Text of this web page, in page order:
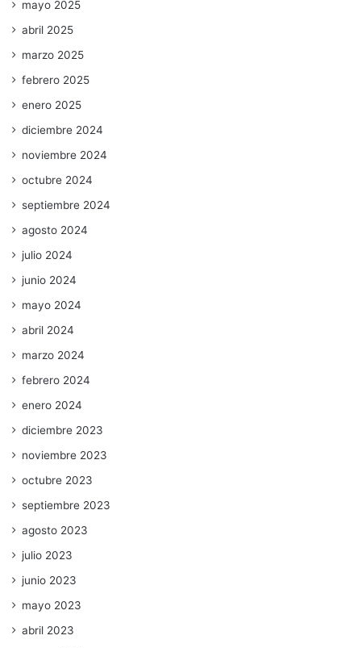
mayo 2025
abril 2025
marzo 2025
febrero 2025
enero 2025
diciembre 2024
noviembre 2024
octubre 2024
septiembre 2024
agosto 2024
julio 2024
junio 2024
mayo 2024
abril 2024
marzo 2024
febrero 2024
enero 2024
diciembre 2023
noviembre 2023
octubre 2023
septiembre 2023
agosto 2023
julio 2023
junio 2023
mayo 2023
abril 2023